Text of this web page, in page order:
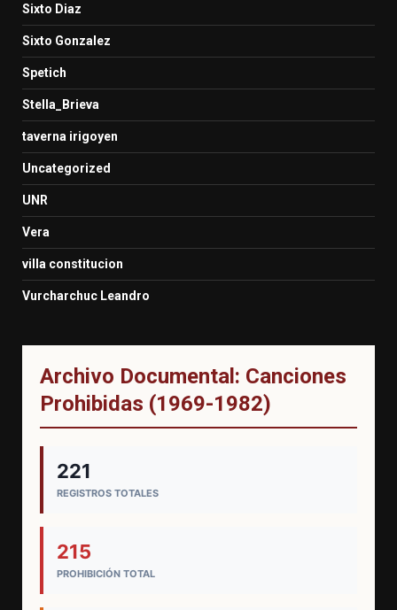
Sixto Diaz
Sixto Gonzalez
Spetich
Stella_Brieva
taverna irigoyen
Uncategorized
UNR
Vera
villa constitucion
Vurcharchuc Leandro
Archivo Documental: Canciones
Prohibidas (1969-1982)
221
REGISTROS TOTALES
215
PROHIBICIÓN TOTAL